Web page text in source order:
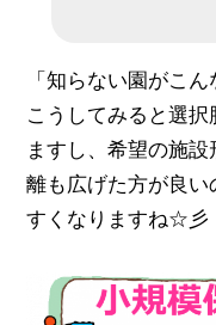
「知らない園がこ
こうしてみると選
ますし、希望の施
離も広げた方が良
すくなりますね☆彡